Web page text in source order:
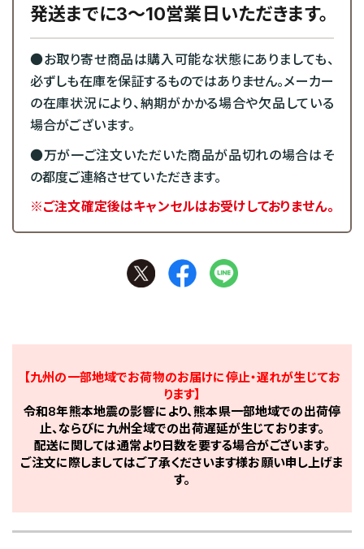
発送までに3～10営業日いただきます。
●お取り寄せ商品は購入可能な状態にありましても、
必ずしも在庫を保証するものではありません。メーカー
の在庫状況により、納期がかかる場合や欠品している
場合がございます。
●万が一ご注文いただいた商品が品切れの場合はそ
の都度ご連絡させていただきます。
※ご注文確定後はキャンセルはお受けしておりません。
【九州の一部地域でお荷物のお届けに停止・遅れが生じてお
ります】
令和8年熊本地震の影響により、熊本県一部地域での出荷停
止、ならびに九州全域での出荷遅延が生じております。
配送に関しては通常より日数を要する場合がございます。
ご注文に際しましてはご了承くださいます様お願い申し上げま
す。